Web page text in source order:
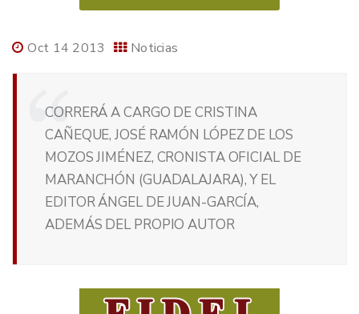
Oct 14 2013 Noticias
CORRERÁ A CARGO DE CRISTINA
CAÑEQUE, JOSÉ RAMÓN LÓPEZ DE LOS
MOZOS JIMÉNEZ, CRONISTA OFICIAL DE
MARANCHÓN (GUADALAJARA), Y EL
EDITOR ÁNGEL DE JUAN-GARCÍA,
ADEMÁS DEL PROPIO AUTOR